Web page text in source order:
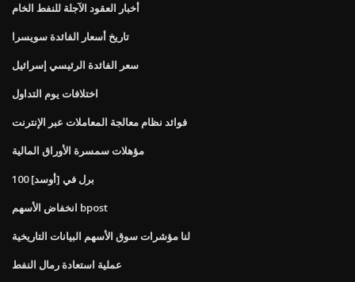
أخبار العقود الآجلة للنفط الخام
تاريخ أسعار الفائدة سويسرا
سعر الفائدة الرئيسي إسرائيل
اختلافات يوم التداول
فوائد نظام معالجة المعاملات عبر الإنترنت
مؤهلات سمسرة الأوراق المالية
100 برل في [أوسد]
انخفاض الأسهم bpost
لنا مؤشرات سوق الأسهم البيانات التاريخية
عملية استعادة رمال النفط